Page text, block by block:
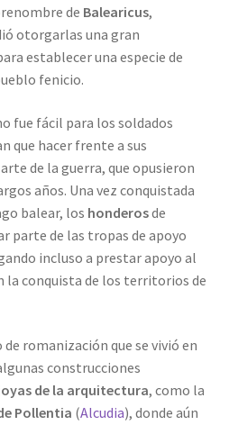
de Balearicus,
otorgarlas una gran
establecer una especie de
fenicio.
fue fácil para los soldados
que hacer frente a sus
de la guerra, que opusieron
años. Una vez conquistada
balear, los honderosde
parte de las tropas de apoyo
incluso a prestar apoyo al
la conquista de los territorios de
romanización que se vivió en
construcciones
de la arquitectura, como la
Pollentia (Alcudia), donde aún